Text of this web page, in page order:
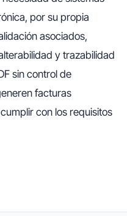
por su propia
asociados,
y trazabilidad
sin control de
facturas
con los requisitos